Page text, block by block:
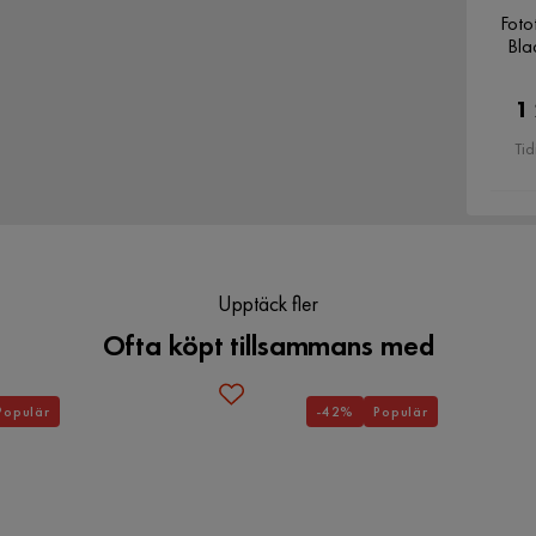
Upptäck fler
Ofta köpt tillsammans med
-42% Populär